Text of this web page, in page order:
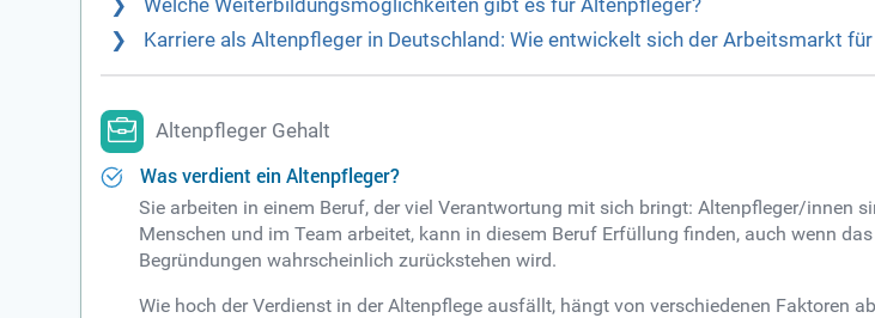
Welche Weiterbildungsmöglichkeiten gibt es für Altenpfleger?
Karriere als Altenpfleger in Deutschland: Wie entwickelt sich der Arbeitsmarkt
Altenpfleger Gehalt
Was verdient ein Altenpfleger?
Sie arbeiten in einem Beruf, der viel Verantwortung mit sich bringt: Altenpfleger/innen
Menschen und im Team arbeitet, kann in diesem Beruf Erfüllung finden, auch wenn
Begründungen wahrscheinlich zurückstehen wird.
Wie hoch der Verdienst in der Altenpflege ausfällt, hängt von verschiedenen Faktoren